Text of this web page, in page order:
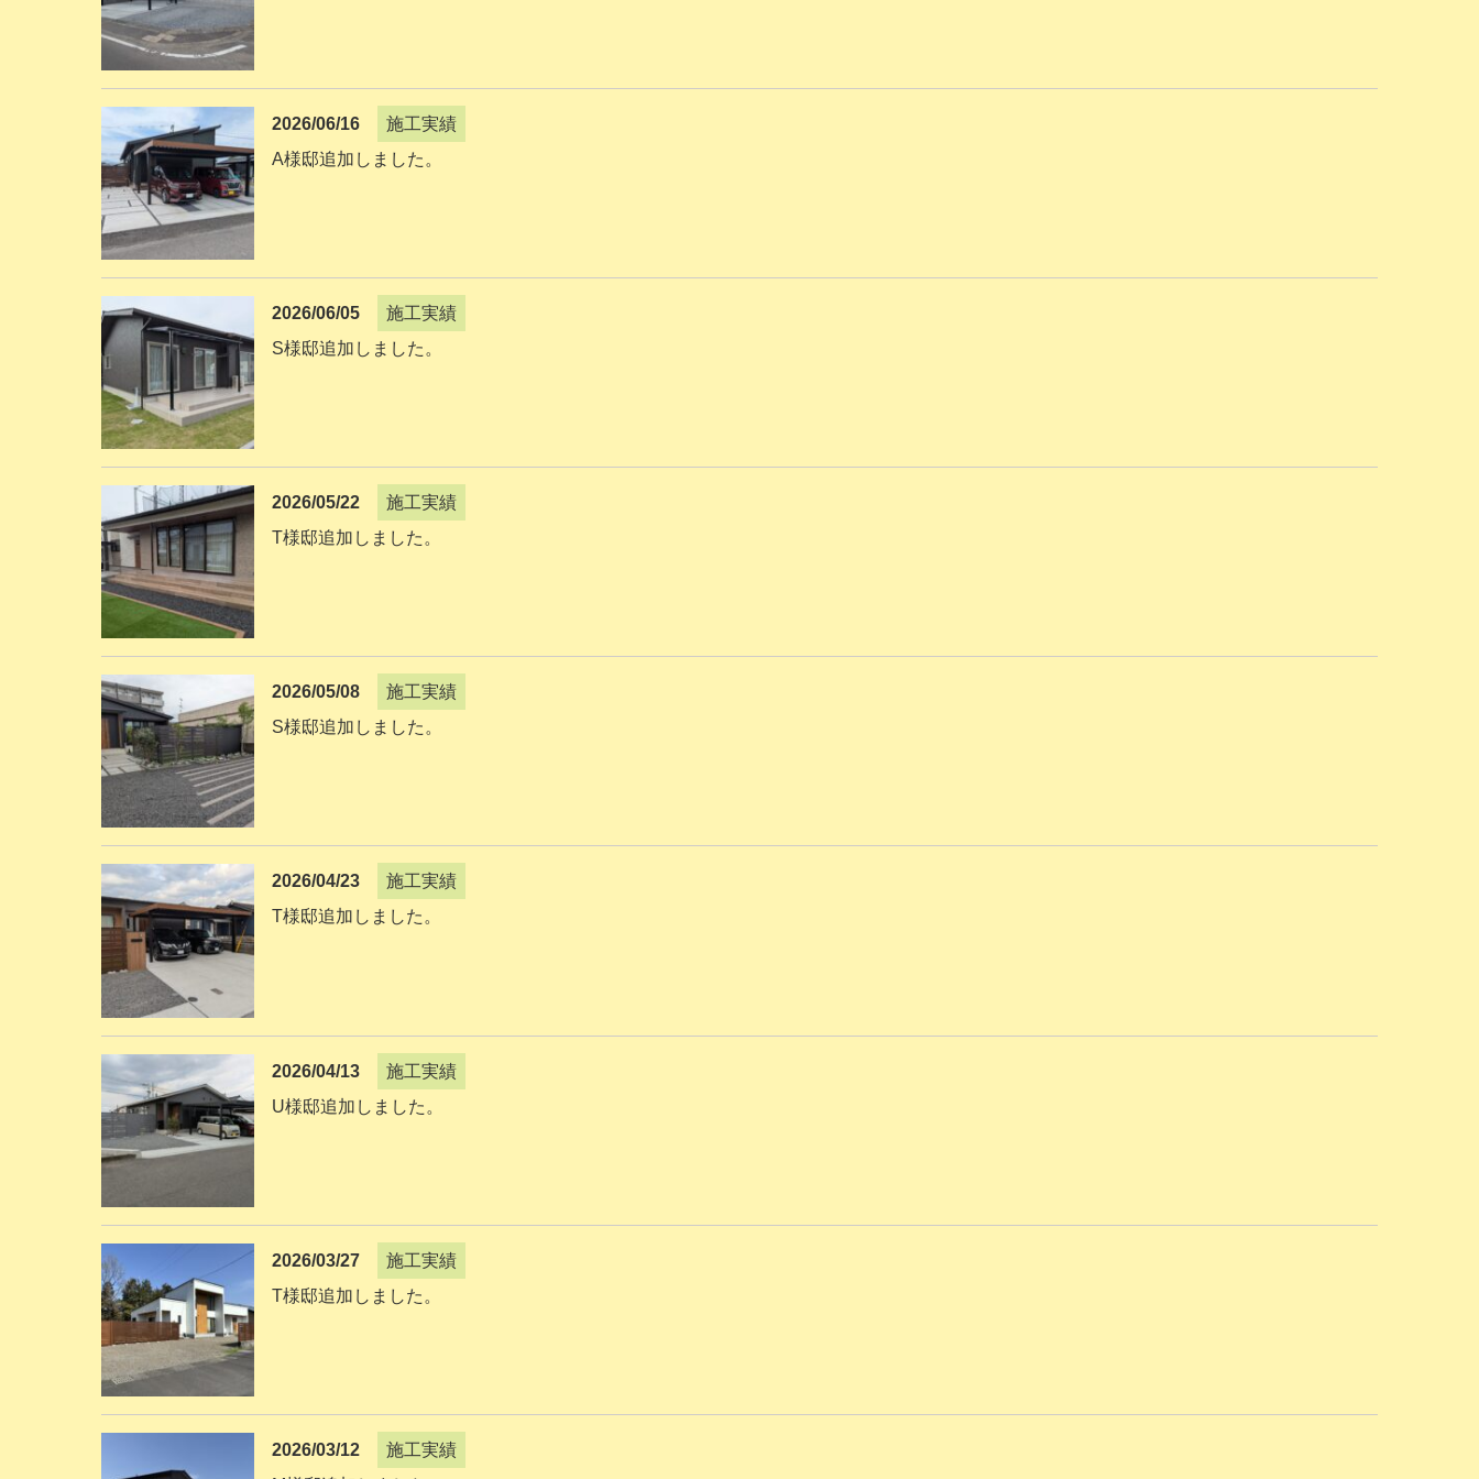
2026/06/16
施工実績
A様邸追加しました。
2026/06/05
施工実績
S様邸追加しました。
2026/05/22
施工実績
T様邸追加しました。
2026/05/08
施工実績
S様邸追加しました。
2026/04/23
施工実績
T様邸追加しました。
2026/04/13
施工実績
U様邸追加しました。
2026/03/27
施工実績
T様邸追加しました。
2026/03/12
施工実績